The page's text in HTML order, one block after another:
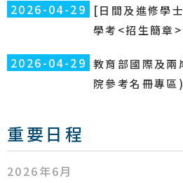
2026-04-29
[日間及進修學
學考<招生簡章
2026-04-29 教育部國際及兩
院參考名冊專區)
重要日程
2026年6月